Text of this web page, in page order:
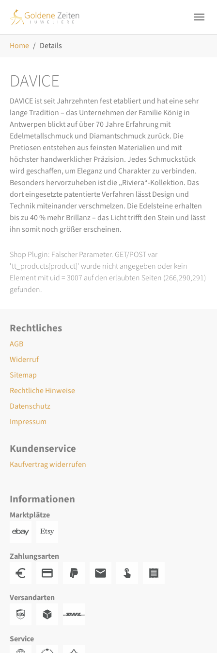
Home Details
DAVICE
DAVICE ist seit Jahrzehnten fest etabliert und hat eine sehr
lange Tradition – das Unternehmen der Familie König in
Antwerpen blickt auf über 70 Jahre Erfahrung mit
Edelmetallschmuck und Diamantschmuck zurück. Die
Pretiosen entstehen aus feinsten Materialien und mit
höchster handwerklicher Präzision. Jedes Schmuckstück
wird geschaffen, um Eleganz und Charakter zu verbinden.
Besonders hervorzuheben ist die „Riviera“-Kollektion. Das
dort eingesetzte patentierte Verfahren lässt Design und
Technik miteinander verschmelzen. Die Edelsteine erhalten
bis zu 40 % mehr Brillanz – das Licht trifft den Stein und lässt
ihn somit noch größer erscheinen.
Shop Plugin: Falscher Parameter. GET/POST var
'tt_products[product]' wurde nicht angegeben oder kein
Element mit uid = 3007 auf den erlaubten Seiten (266,290,291)
gefunden.
Rechtliches
AGB
Widerruf
Sitemap
Rechtliche Hinweise
Datenschutz
Impressum
Kundenservice
Kaufvertrag widerrufen
Informationen
Marktplätze
Zahlungsarten
Versandarten
Service